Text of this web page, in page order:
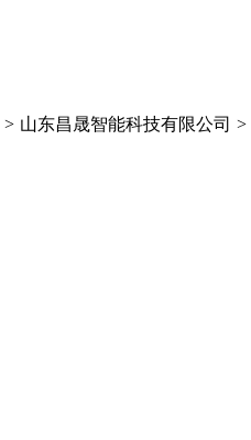
> 山东昌晟智能科技有限公司 >